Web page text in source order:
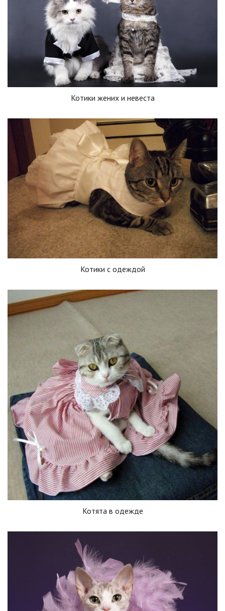
Котики жених и невеста
Котики с одеждой
Котята в одежде